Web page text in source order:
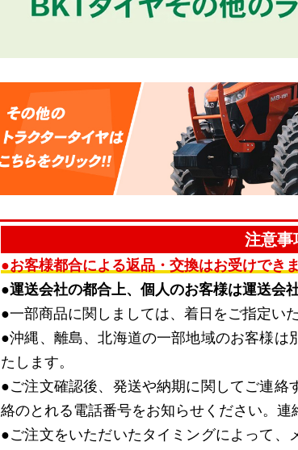
注意事
●お客様都合による返品・交換はお受けできま
●運送会社の都合上、個人のお客様は運送会
●一部商品に関しましては、着日をご指定い
●沖縄、離島、北海道の一部地域のお客様は
たします。
●ご注文確認後、発送や納期に関してご連絡
絡のとれる電話番号をお知らせください。連
●ご注文をいただいたタイミングによって、